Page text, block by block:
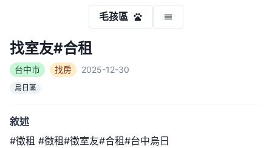
毛孩區
找室友#合租
台中市 找房 2025-12-30
烏日區
敘述
#徵租 #徵租#徵室友#合租#台中烏日